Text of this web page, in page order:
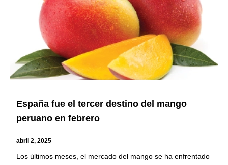
España fue el tercer destino del mango
peruano en febrero
abril 2, 2025
Los últimos meses, el mercado del mango se ha enfrentado